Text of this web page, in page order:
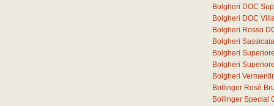
Bolgheri DOC
Bolgheri DOC
Bolgheri Rosso
Bolgheri
Bolgheri
Bolgheri
Bolgheri
Bollinger Rosé
Bollinger Special